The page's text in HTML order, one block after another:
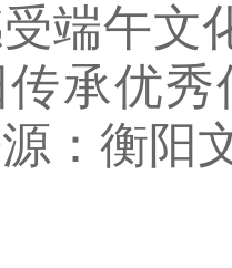
端午文
传承优
：衡阳